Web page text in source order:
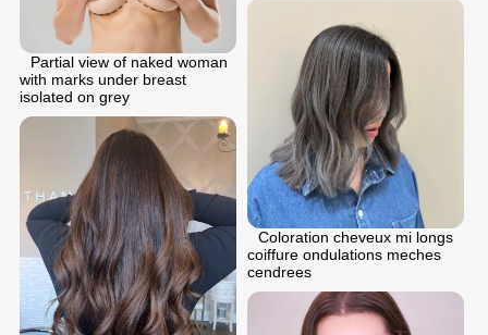
Partial view of naked woman
with marks under breast
isolated on grey
Coloration cheveux mi longs
coiffure ondulations meches
cendrees